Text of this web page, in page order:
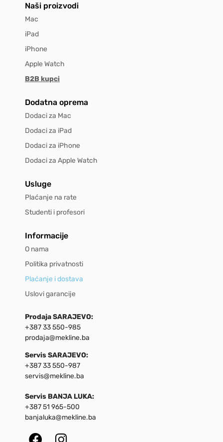
Naši proizvodi
Mac
iPad
iPhone
Apple Watch
B2B kupci
Dodatna oprema
Dodaci za Mac
Dodaci za iPad
Dodaci za iPhone
Dodaci za Apple Watch
Usluge
Plaćanje na rate
Studenti i profesori
Informacije
O nama
Politika privatnosti
Plaćanje i dostava
Uslovi garancije
Prodaja SARAJEVO:
+387 33 550-985
prodaja@mekline.ba
Servis SARAJEVO:
+387 33 550-987
servis@mekline.ba
Servis BANJA LUKA:
+387 51 965-500
banjaluka@mekline.ba